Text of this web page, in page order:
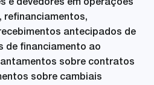
e devedores em operações
refinanciamentos,
antecipados de
de financiamento ao
sobre contratos
sobre cambiais